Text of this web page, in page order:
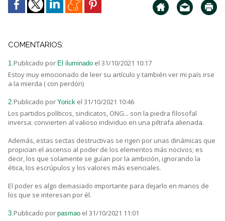
COMENTARIOS:
1. Publicado por El iluminado el 31/10/2021 10:17
Estoy muy emocionado de leer su artículo y también ver mi país irse
a la mierda ( con perdón)
2. Publicado por Yorick el 31/10/2021 10:46
Los partidos políticos, sindicatos, ONG... son la piedra filosofal
inversa: convierten al valioso individuo en una piltrafa alienada.
Además, estas sectas destructivas se rigen por unas dinámicas que
propician el ascenso al poder de los elementos más nocivos; es
decir, los que solamente se guían por la ambición, ignorando la
ética, los escrúpulos y los valores más esenciales.
El poder es algo demasiado importante para dejarlo en manos de
los que se interesan por él.
3. Publicado por pasmao el 31/10/2021 11:01